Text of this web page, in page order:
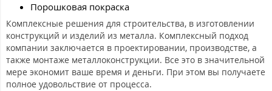
Порошковая покраска
Комплексные решения для строительства, в изготовлении
конструкций и изделий из металла. Комплексный подход
компании заключается в проектировании, производстве, а
также монтаже металлоконструкции. Все это в значительной
мере экономит ваше время и деньги. При этом вы получаете
полное удовольствие от процесса.